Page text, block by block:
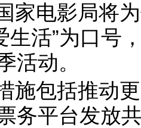
家电影局将
生活”为口号
活动。
施包括推动
务平台发放